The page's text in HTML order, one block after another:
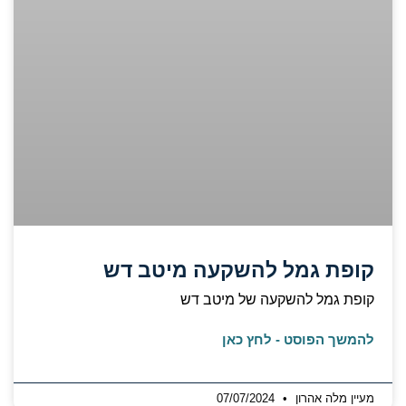
קופת גמל להשקעה מיטב דש
קופת גמל להשקעה של מיטב דש
להמשך הפוסט - לחץ כאן
מעיין מלה אהרון